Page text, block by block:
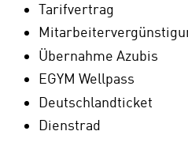
Tarifvertrag
Übernahme Azubis
EGYM Wellpass
Deutschlandticket
Dienstrad